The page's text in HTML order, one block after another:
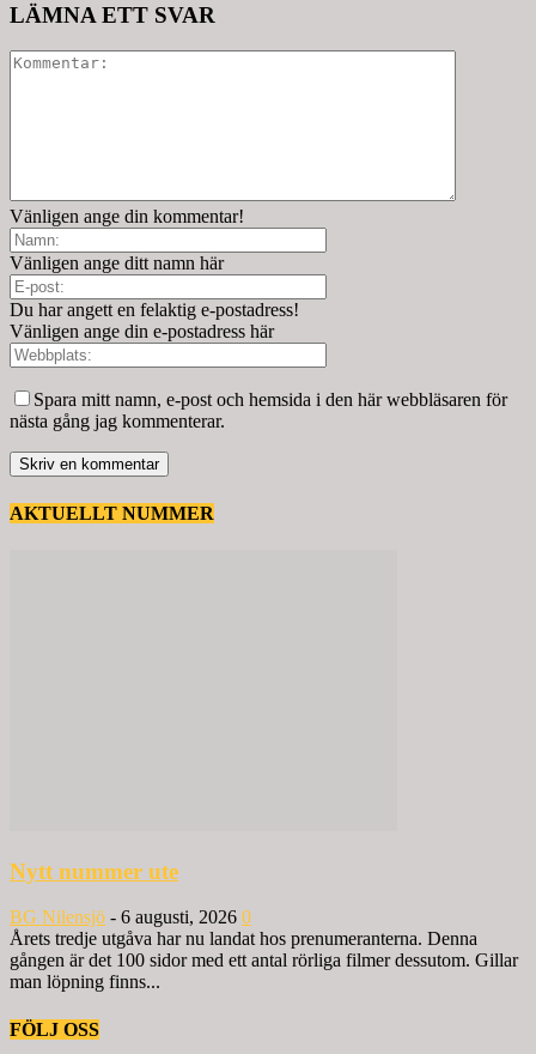
LÄMNA ETT SVAR
Vänligen ange din kommentar!
Vänligen ange ditt namn här
Du har angett en felaktig e-postadress!
Vänligen ange din e-postadress här
Spara mitt namn, e-post och hemsida i den här webbläsaren för
nästa gång jag kommenterar.
AKTUELLT NUMMER
Nytt nummer ute
BG Nilensjö - 6 augusti, 2026 0
Årets tredje utgåva har nu landat hos prenumeranterna. Denna
gången är det 100 sidor med ett antal rörliga filmer dessutom. Gillar
man löpning finns...
FÖLJ OSS